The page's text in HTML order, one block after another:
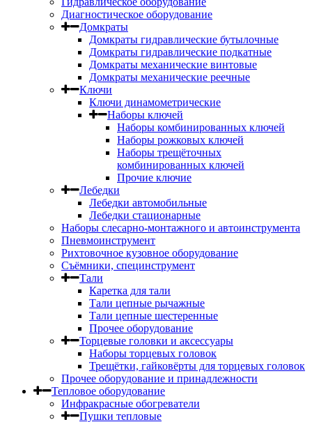
Диагностическое оборудование
Домкраты
Домкраты гидравлические бутылочные
Домкраты гидравлические подкатные
Домкраты механические винтовые
Домкраты механические реечные
Ключи
Ключи динамометрические
Наборы ключей
Наборы комбинированных ключей
Наборы рожковых ключей
Наборы трещёточных
комбинированных ключей
Прочие ключие
Лебедки
Лебедки автомобильные
Лебедки стационарные
Наборы слесарно-монтажного и автоинструмента
Пневмоинструмент
Рихтовочное кузовное оборудование
Съёмники, специнструмент
Тали
Каретка для тали
Тали цепные рычажные
Тали цепные шестеренные
Прочее оборудование
Торцевые головки и аксессуары
Наборы торцевых головок
Трещётки, гайковёрты для торцевых головок
Прочее оборудование и принадлежности
Тепловое оборудование
Инфракрасные обогреватели
Пушки тепловые